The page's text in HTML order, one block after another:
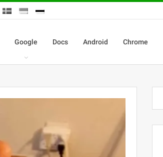
Google Docs Android Chrome